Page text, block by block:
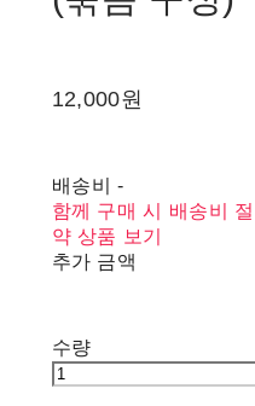
12,000원
배송비-
함께 구매 시 배송비 절
약 상품 보기
추가 금액
수량